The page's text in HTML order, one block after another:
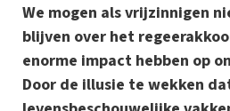
We mogen als vrijzinnigen
blijven over het
enorme impact hebben op
Door de illusie te wekken